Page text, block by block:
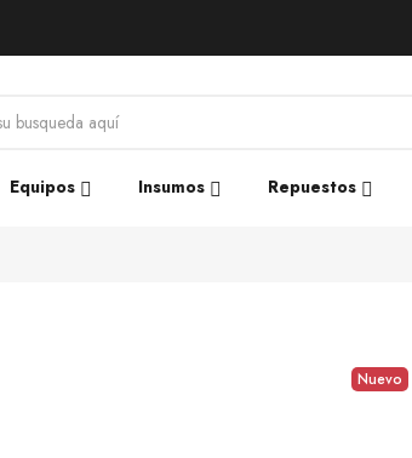
Equipos Insumos Repuestos
Nuevo